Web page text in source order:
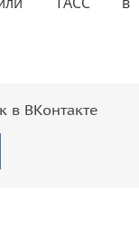
в ВКонтакте